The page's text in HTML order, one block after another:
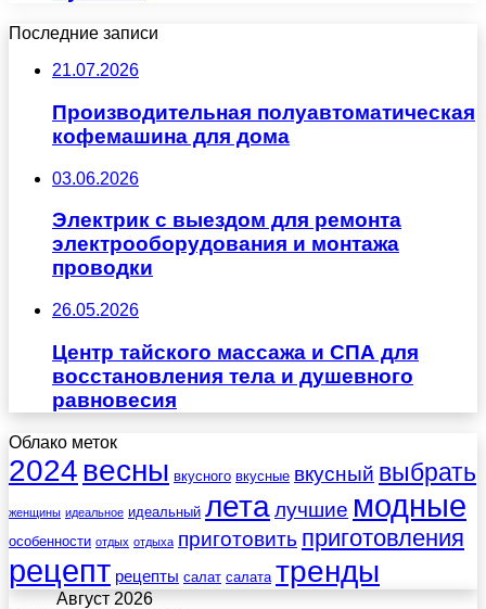
Последние записи
21.07.2026
Производительная полуавтоматическая
кофемашина для дома
03.06.2026
Электрик с выездом для ремонта
электрооборудования и монтажа
проводки
26.05.2026
Центр тайского массажа и СПА для
восстановления тела и душевного
равновесия
Облако меток
2024 весны вкусного вкусные вкусный выбрать
женщины идеальное идеальный леталучшие модные
особенности отдых отдыха приготовить приготовления
рецепт рецепты салат салата тренды
Август 2026